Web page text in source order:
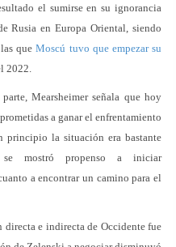
el sumirse en su ignorancia
Rusia en Europa Oriental, siendo
las queMoscú tuvo que empezar su
2022.
Mearsheimer señala que hoy
a ganar el enfrentamiento
principio la situación era bastante
se mostró propenso a iniciar
a encontrar un camino para el
e indirecta de Occidente fue